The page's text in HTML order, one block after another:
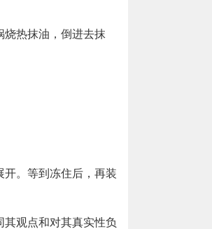
烧热抹油，倒进去抹
开。等到冻住后，再装
观点和对其真实性负